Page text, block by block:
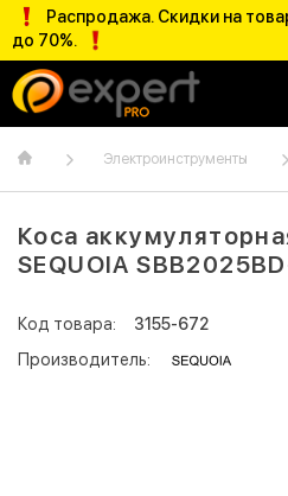
Распродажа. Скидки на
до 70%.
Электроинструменты
Коса
SEQUOIA
Код товара:
3155-672
Производитель: